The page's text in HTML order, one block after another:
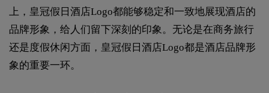
上，皇冠假日酒店Logo都能够稳定和一致地展现酒店的
品牌形象，给人们留下深刻的印象。无论是在商务旅行
还是度假休闲方面，皇冠假日酒店Logo都是酒店品牌形
象的重要一环。